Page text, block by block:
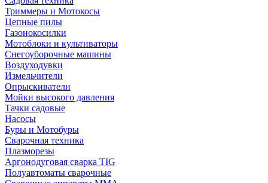
Триммеры и Мотокосы
Цепные пилы
Газонокосилки
Мотоблоки и культиваторы
Снегоуборочные машины
Воздуходувки
Измельчители
Опрыскиватели
Мойки высокого давления
Тачки садовые
Насосы
Буры и Мотобуры
Сварочная техника
Плазморезы
Аргонодуговая сварка TIG
Полуавтоматы сварочные